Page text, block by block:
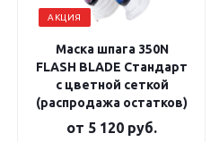
АКЦИЯ
Маска шпага 350N
FLASH BLADE Стандарт
с цветной сеткой
(распродажа остатков)
от 5 120 руб.